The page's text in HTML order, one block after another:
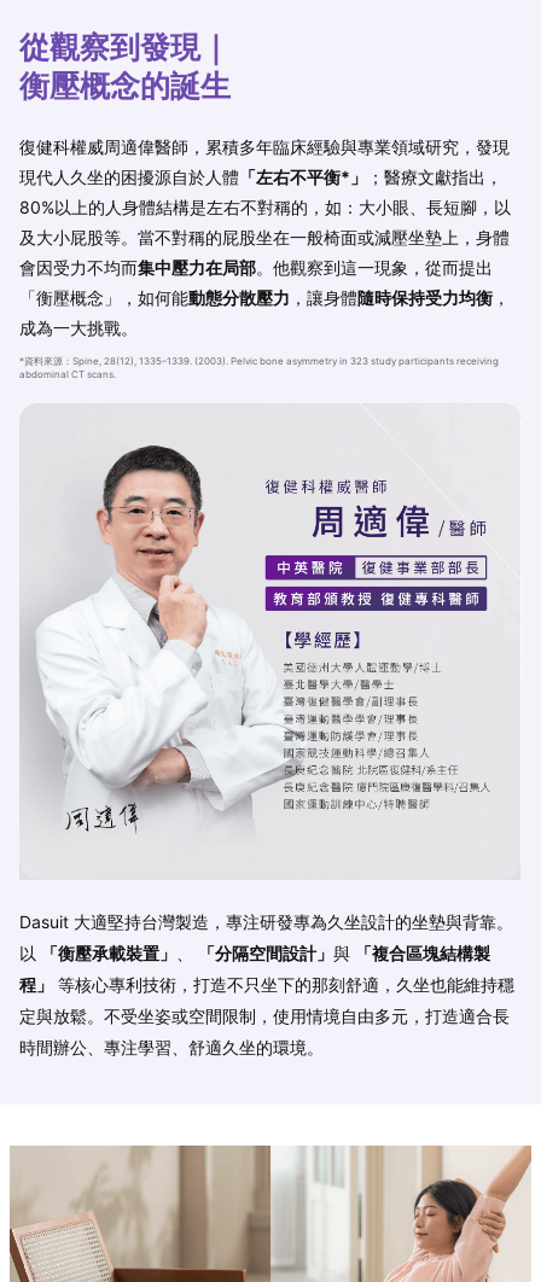
從觀察到發現｜
衡壓概念的誕生
復健科權威周適偉醫師，累積多年臨床經驗與專業領域研究，發現
現代人久坐的困擾源自於人體 「左右不平衡*」
；醫療文獻指出，
80%以上的人身體結構是左右不對稱的，如：大小眼、長短腳，以
及大小屁股等。當不對稱的屁股坐在一般椅面或減壓坐墊上，身體
會因受力不均而集中壓力在局部。他觀察到這一現象，從而提出
「衡壓概念」，如何能動態分散壓力 ，讓身體隨時保持受力均衡 ，
成為一大挑戰。
*資料來源：Spine, 28(12), 1335–1339. (2003). Pelvic bone asymmetry in 323 study participants receiving
abdominal CT scans.
Dasuit 大適堅持台灣製造，專注研發專為久坐設計的坐墊與背靠。
以
「衡壓承載裝置」 「分隔空間設計」 與
「複合區塊結構製
程」
等核心專利技術，打造不只坐下的那刻舒適，久坐也能維持穩
定與放鬆。不受坐姿或空間限制，使用情境自由多元，打造適合長
時間辦公、專注學習、舒適久坐的環境。